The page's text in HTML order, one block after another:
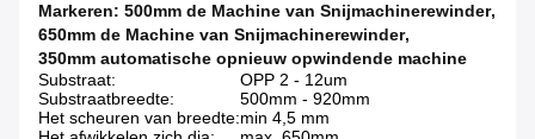
Markeren: 500mm de Machine van Snijmachinerewinder,
650mm de Machine van Snijmachinerewinder,
350mm automatische opnieuw opwindende machine
Substraat:
OPP 2 - 12um
Substraatbreedte:
500mm - 920mm
Het scheuren van breedte:min 4,5 mm